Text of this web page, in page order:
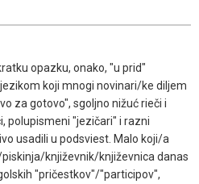
opazku, onako, "u prid"
koji mnogi novinari/ke diljem
za gotovo", sgoljno nižuć rieči i
polupismeni "jezičari" i razni
usadili u podsviest. Malo koji/a
književnik/književnica danas
"pričestkov"/"participov",